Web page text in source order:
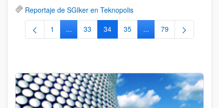
Reportaje de SGIker en Teknopolis
Página
1 ...Páginas intermedias Use TAB para desplazarse.
Página
33 Página
34 Página
35 ...Páginas intermedias
Página
79